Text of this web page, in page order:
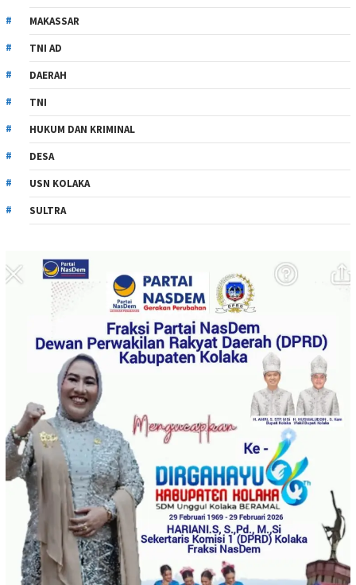
MAKASSAR
TNI AD
DAERAH
TNI
HUKUM DAN KRIMINAL
DESA
USN KOLAKA
SULTRA